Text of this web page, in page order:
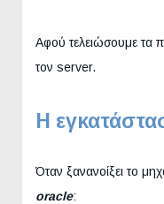
Αφού τελειώσουμε τα
τον server.
Η
Όταν ξανανοίξει το
oracle: